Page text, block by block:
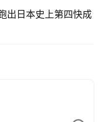
出日本史上第四快成